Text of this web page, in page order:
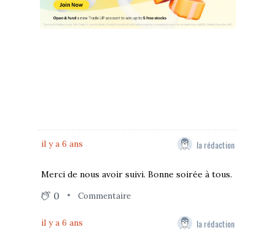
il y a 6 ans la rédaction
Merci de nous avoir suivi. Bonne soirée à tous.
0 Commentaire
il y a 6 ans la rédaction